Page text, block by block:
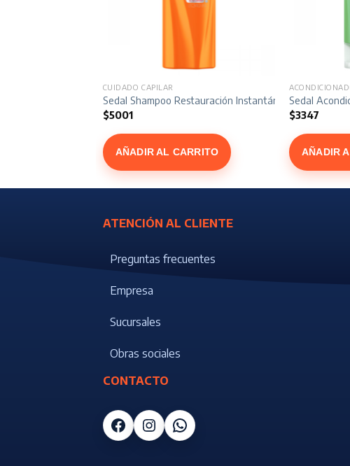
CUIDADO CAPILAR
Sedal Shampoo Restauración Instantánea x 340 ml
$5001
AÑADIR AL CARRITO
Sedal
$3347
AÑADIR
1 Limpieza Diaria x 400 ml
ATENCIÓN AL CLIENTE
Preguntas frecuentes
Empresa
Sucursales
Obras sociales
CONTACTO
Facebook
Instagram
WhatsApp